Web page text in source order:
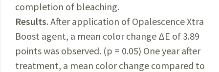
completion of bleaching.
Results. After application of Opalescence Xtra
Boost agent, a mean color change ΔE of 3.89
points was observed. (p = 0.05) One year after
treatment, a mean color change compared to